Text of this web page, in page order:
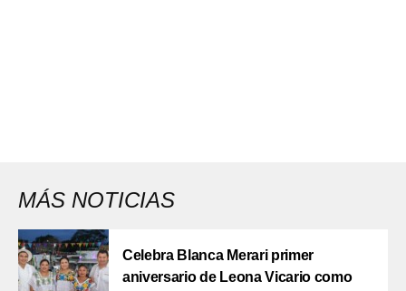
MÁS NOTICIAS
Celebra Blanca Merari primer
aniversario de Leona Vicario como